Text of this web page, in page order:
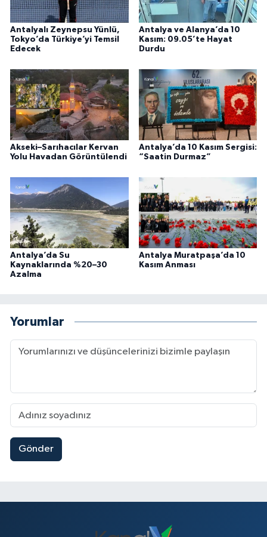
Antalyalı Zeynepsu Yünlü,
Tokyo’da Türkiye’yi Temsil
Edecek
Antalya ve Alanya’da 10
Kasım: 09.05’te Hayat
Durdu
Akseki–Sarıhacılar Kervan
Yolu Havadan Görüntülendi
Antalya’da 10 Kasım Sergisi:
“Saatin Durmaz”
Antalya’da Su
Kaynaklarında %20–30
Azalma
Antalya Muratpaşa’da 10
Kasım Anması
Yorumlar
Gönder